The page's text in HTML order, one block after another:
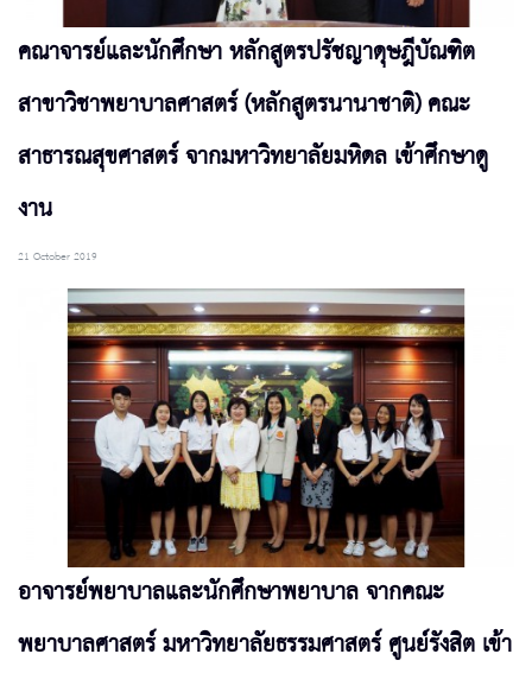
คณาจารย์และนักศึกษา หลักสูตรปรัชญาดุษฎีบัณฑิต
สาขาวิชาพยาบาลศาสตร์ (หลักสูตรนานาชาติ) คณะ
สาธารณสุขศาสตร์ จากมหาวิทยาลัยมหิดล เข้าศึกษาดู
งาน
21 October 2019
อาจารย์พยาบาลและนักศึกษาพยาบาล จากคณะ
พยาบาลศาสตร์ มหาวิทยาลัยธรรมศาสตร์ ศูนย์รังสิต เข้า